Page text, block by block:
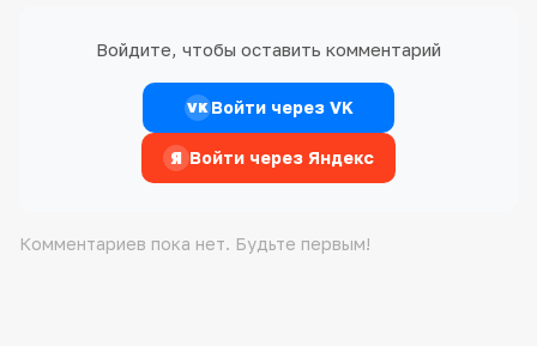
Войдите, чтобы оставить комментарий
VKВойти через VK
Я Войти через Яндекс
Комментариев пока нет. Будьте первым!